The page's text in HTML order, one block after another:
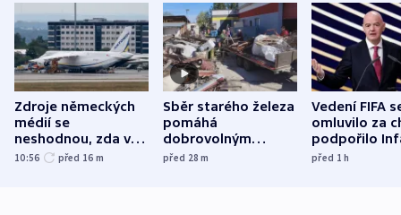
Zdroje německých
médií se
neshodnou, zda v
letadle ohroženém
10:56 před 16 m
Sběr starého železa
pomáhá
dobrovolným
hasičům financovat
před 28m
Vedení FIFA
omluvilo za
podpořilo
UEFA trvá na
před 1h